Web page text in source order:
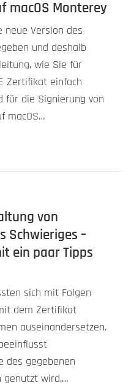
macOS Monterey
neue Version des
und deshalb
wie Sie für
Zertifikat einfach
für die Signierung von
macOS…
von
Schwieriges –
ein paar Tipps
sich mit Folgen
dem Zertifikat
auseinandersetzen.
des gegebenen
genutzt wird,…